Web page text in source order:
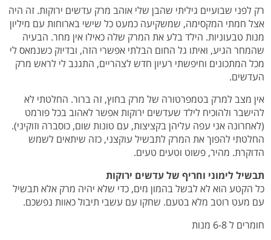
רק לפני שבועיים גיליתי שהבן שלי אוהב מרק עדשים ירוקות. זה היה
אצל חמתי המקסימה, שמשקיעה כמעט כל שישי בארוחות עם מיליון
מנות טבעוניות. הילד בלע את המרק שלה כאילו אין מחר. הבעיה
שהמחר הגיע, ואיתו גל החום הבלתי אפשרי הזה, ובדיוק כשנמאס לי
מכל המתכונים וחיפשתי רעיון חדש לצהריים, התגנב לי לראש מרק
העדשים.
אין מצב למרק בטמפרטורה של מרק בחוץ, זה ברור. החלטתי לא
להישבר ולהוכיח לילד שעדשים ירוקות אפשר לאהוב בכל פורמט
(לאחרונה אני עפה עליהן בקציצות, עם טונות שום, כוסברה וזוקיני).
החלטתי להפוך את המרק לתבשיל עוקצני, כזה שיתאים לשמש
הדוקרת. מהיר, פשוט וטעים טעים.
תבשיל לימוני וחריף של עדשים ירוקות
כל הקטע הוא לא לבשל בהמון מים, כדי שלא יהיה מרק אלא תבשיל
עם מעט רוטב מלא בטעם. שחקו עם עשבי תיבול כאוות נפשכם.
חומרים ל 6-8 מנות